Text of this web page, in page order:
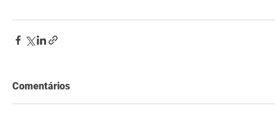
Comentários